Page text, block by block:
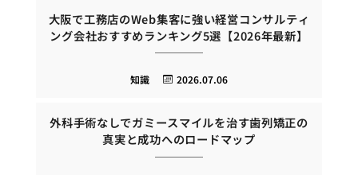
大阪で工務店のWeb集客に強い経営コンサルティ
ング会社おすすめランキング5選【2026年最新】
2026.07.06
知識
外科手術なしでガミースマイルを治す歯列矯正の
真実と成功へのロードマップ